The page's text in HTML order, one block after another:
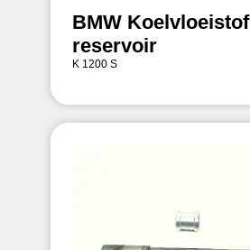
BMW Koelvloeistof
reservoir
K 1200 S